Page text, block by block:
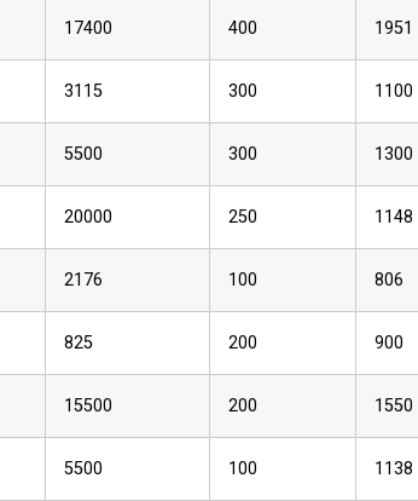
17400 400 1951
3115 300 1100
5500 300 1300
20000 250 1148
2176 100 806
825 200 900
15500 200 1550
5500 100 1138